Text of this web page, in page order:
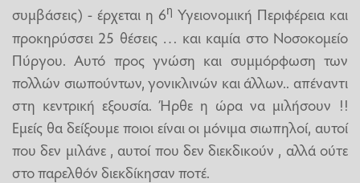
συμβάσεις) - έρχεται η 6η Υγειονομική Περιφέρεια και
προκηρύσσει 25 θέσεις … και καμία στο Νοσοκομείο
Πύργου. Αυτό προς γνώση και συμμόρφωση των
πολλών σιωπούντων, γονικλινών και άλλων.. απέναντι
στη κεντρική εξουσία. Ήρθε η ώρα να μιλήσουν !!
Εμείς θα δείξουμε ποιοι είναι οι μόνιμα σιωπηλοί, αυτοί
που δεν μιλάνε , αυτοί που δεν διεκδικούν , αλλά ούτε
στο παρελθόν διεκδίκησαν ποτέ.